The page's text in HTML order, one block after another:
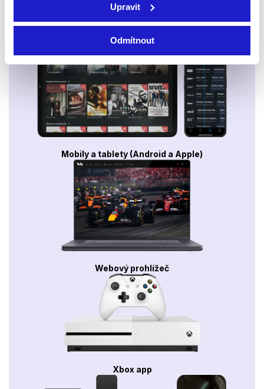
Upravit
Odmítnout
Mobily a tablety (Android a Apple)
Webový prohlížeč
Xbox app